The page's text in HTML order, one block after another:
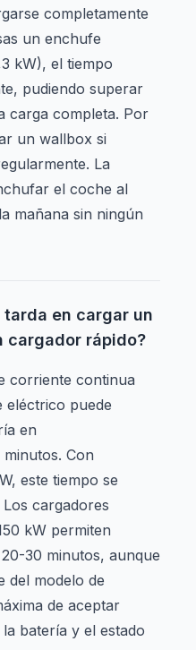
completamente
un enchufe
kW), el tiempo
pudiendo superar
carga completa. Por
un wallbox si
La
el coche al
mañana sin ningún
tarda en cargar un
cargador rápido?
corriente continua
eléctrico puede
en
Con
este tiempo se
cargadores
kW permiten
30 minutos, aunque
del modelo de
de aceptar
batería y el estado